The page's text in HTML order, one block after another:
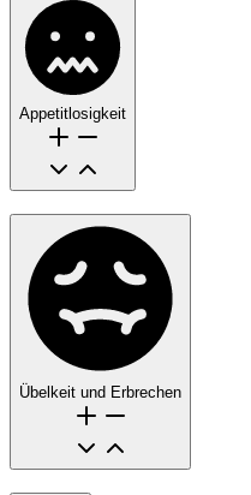
Appetitlosigkeit
Übelkeit und Erbrechen